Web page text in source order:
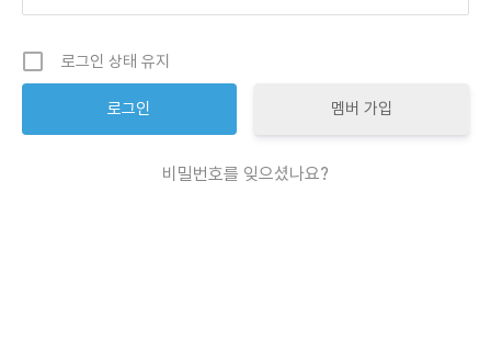
로그인 상태 유지
멤버 가입
비밀번호를 잊으셨나요?